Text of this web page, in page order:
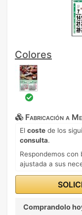
Colores
Fabricación a
El coste de los
consulta.
Respondemos
ajustada a sus
Comprandolo